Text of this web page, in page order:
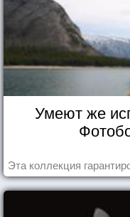
Умеют же
Эта коллекция